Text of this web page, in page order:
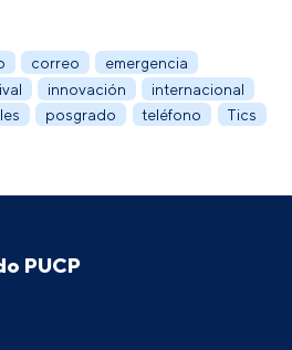
correo
emergencia
innovación
internacional
posgrado teléfono Tics
PUCP